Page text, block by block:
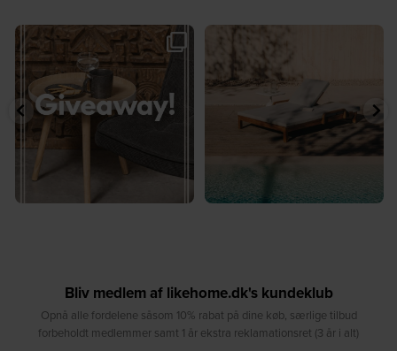
☀️ Sommerens favorit til terrassen ☀️⁠
...
0
☀️ Sommerens naturlige
samlingspunkt⁠
8 0
Bliv medlem af likehome.dk's kundeklub
Opnå alle fordelene såsom 10% rabat på dine køb, særlige tilbud
forbeholdt medlemmer samt 1 år ekstra reklamationsret (3 år i alt)